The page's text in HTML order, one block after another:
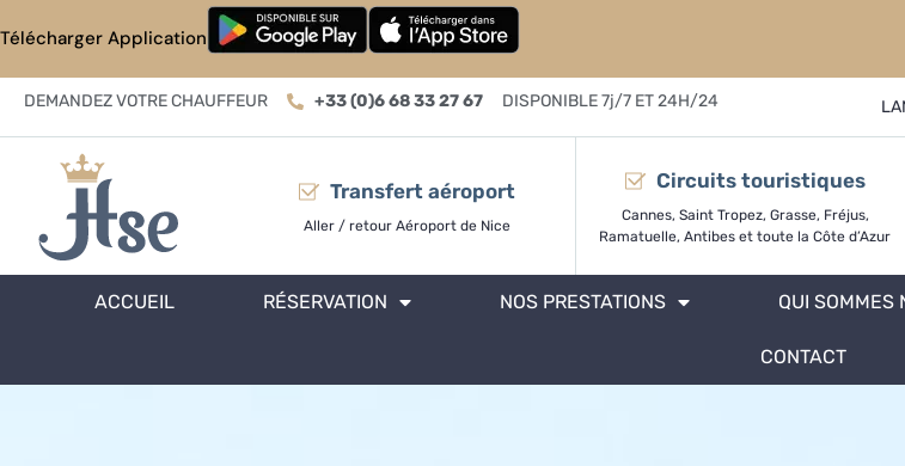
Télécharger Application
DEMANDEZ VOTRE CHAUFFEUR +33 (0)6 68 33 27 67 DISPONIBLE 7j/7 ET 24H/24
Transfert aéroport
Aller / retour Aéroport de Nice
Circuits touristiques
Cannes, Saint Tropez, Grasse, Fréjus,
Ramatuelle, Antibes et toute la Côte d’Azur
ACCUEIL RÉSERVATION NOS PRESTATIONS QUI SOMMES
CONTACT